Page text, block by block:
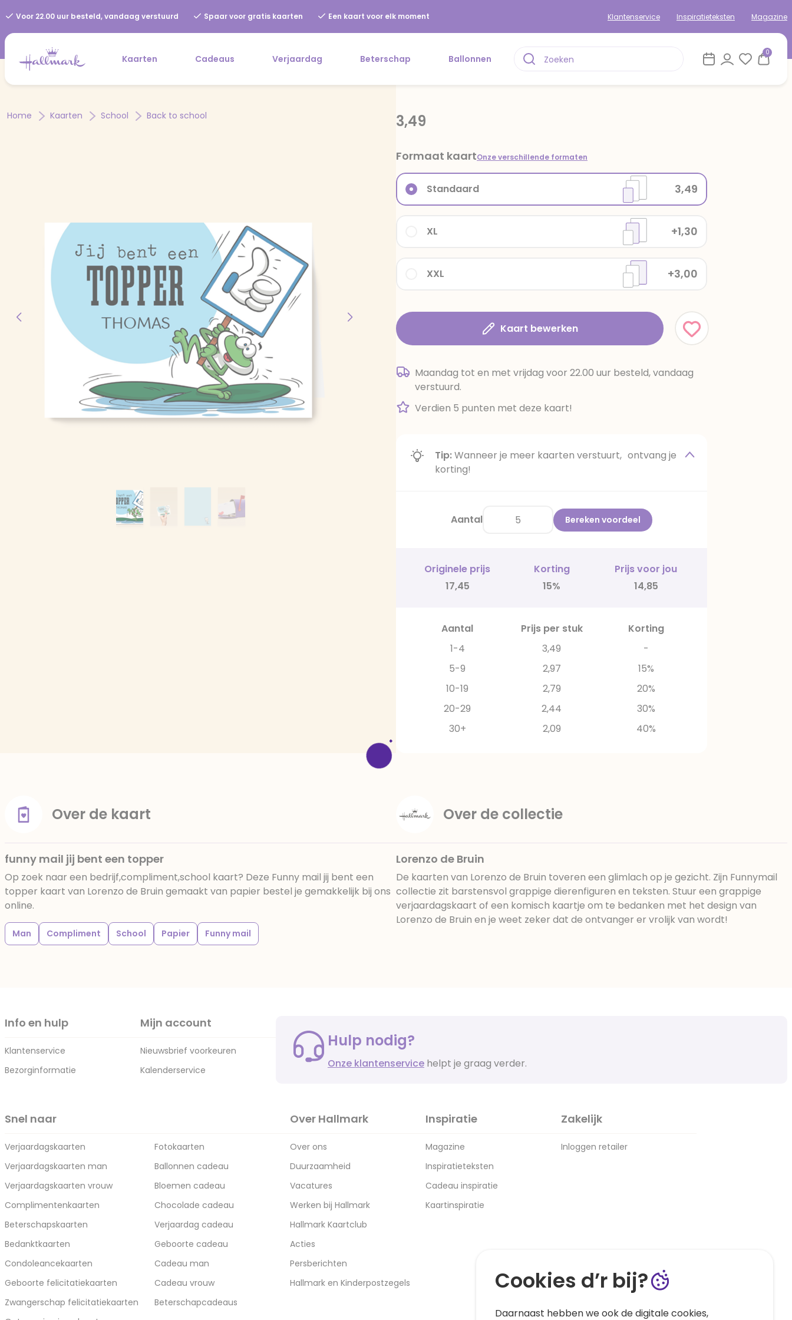
Voor 22.00 uur besteld, vandaag verstuurd Spaar voor gratis kaarten Een kaart voor elk moment Klantenservice Inspiratieteksten Magazine
Kaarten Cadeaus Verjaardag Beterschap Ballonnen
0
Home Kaarten School Back to school 3,49
Formaat kaartOnze verschillende formaten
XXL +3,00
XL +1,30
Standaard 3,49
Kaart bewerken
Maandag tot en met vrijdag voor 22.00 uur besteld, vandaag
verstuurd.
Verdien 5 punten met deze kaart!
Tip:Wanneer je meer kaarten verstuurt, ontvang je
korting!
Aantal Bereken voordeel
Originele prijs Korting
Prijs voor jou
17,45
15% 14,85
Aantal Prijs per stuk
Korting
1-4
3,49
-
5-9
2,97
15%
10-19
2,79
20%
20-29
2,44
30%
30+
2,09 40%
Over de kaart
funny mail jij bent een topper
Op zoek naar een bedrijf,compliment,school kaart? Deze Funny mail jij bent een
topper kaart van Lorenzo de Bruin gemaakt van papier bestel je gemakkelijk bij ons
online.
Man Compliment School Papier Funny mail
Over de collectie
Lorenzo de Bruin
De kaarten van Lorenzo de Bruin toveren een glimlach op je gezicht. Zijn Funnymail
collectie zit barstensvol grappige dierenfiguren en teksten. Stuur een grappige
verjaardagskaart of een komisch kaartje om te bedanken met het design van
Lorenzo de Bruin en je weet zeker dat de ontvanger er vrolijk van wordt!
Info en hulp
Klantenservice
Bezorginformatie
Mijn account
Nieuwsbrief voorkeuren
Kalenderservice
Hulp nodig?
Onze klantenservice helpt je graag verder.
Snel naar
Verjaardagskaarten
Verjaardagskaarten man
Verjaardagskaarten vrouw
Complimentenkaarten
Beterschapskaarten
Bedanktkaarten
Condoleancekaarten
Geboorte felicitatiekaarten
Zwangerschap felicitatiekaarten
Fotokaarten
Ballonnen cadeau
Bloemen cadeau
Chocolade cadeau
Verjaardag cadeau
Geboorte cadeau
Cadeau man
Cadeau vrouw
Beterschapcadeaus
Over Hallmark
Over ons
Duurzaamheid
Vacatures
Werken bij Hallmark
Hallmark Kaartclub
Acties
Persberichten
Hallmark en Kinderpostzegels
Inspiratie
Magazine
Inspiratieteksten
Cadeau inspiratie
Kaartinspiratie
Zakelijk
Inloggen retailer
Cookies d’r bij?
Daarnaast hebben we ook de digitale cookies,